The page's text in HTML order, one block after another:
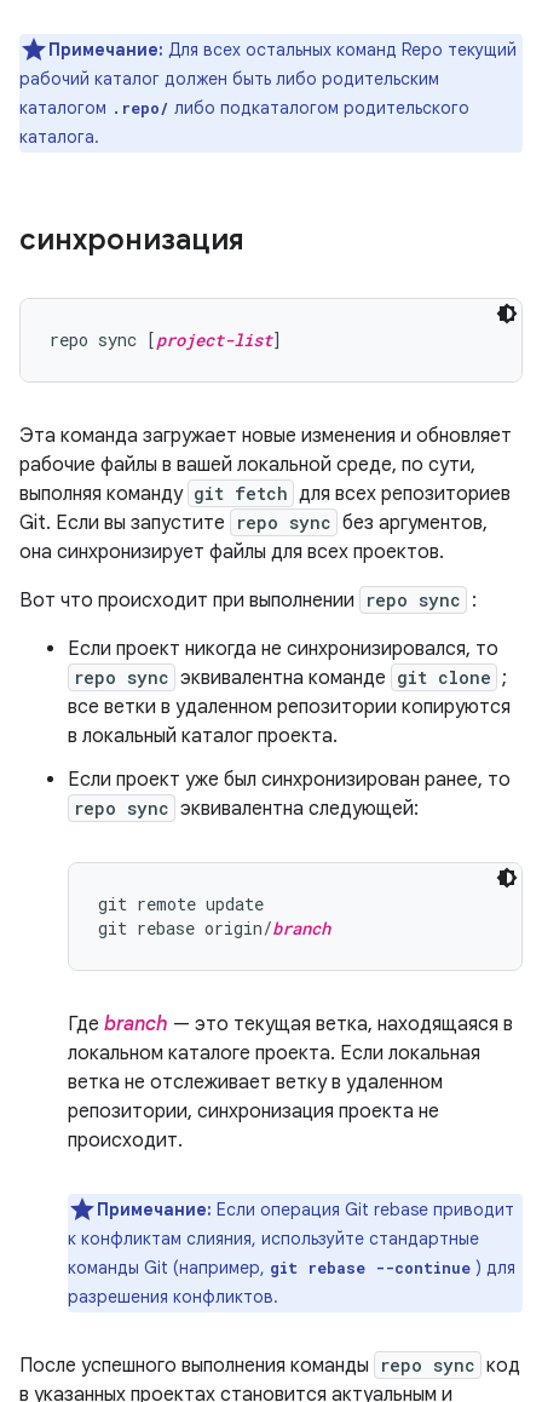
Примечание: Для всех остальных команд Repo текущий
рабочий каталог должен быть либо родительским
каталогом .repo/ либо подкаталогом родительского
каталога.
синхронизация
repo sync [project-list
Эта команда загружает новые изменения и обновляет
рабочие файлы в вашей локальной среде, по сути,
выполняя команду git fetch для всех репозиториев
Git. Если вы запустите
repo sync без аргументов,
она синхронизирует файлы для всех проектов.
Вот что происходит при выполнении
repo sync :
Если проект никогда не синхронизировался, то
repo sync эквивалентна команде git clone ;
все ветки в удаленном репозитории копируются
в локальный каталог проекта.
Если проект уже был синхронизирован ранее, то
repo sync эквивалентна следующей:
git remote update
git rebase origin/branch
Где branch — это текущая ветка, находящаяся в
локальном каталоге проекта. Если локальная
ветка не отслеживает ветку в удаленном
репозитории, синхронизация проекта не
происходит.
Примечание: Если операция Git rebase приводит
к конфликтам слияния, используйте стандартные
команды Git (например, git rebase --continue ) для
разрешения конфликтов.
После успешного выполнения команды repo sync код
в указанных проектах становится актуальным и